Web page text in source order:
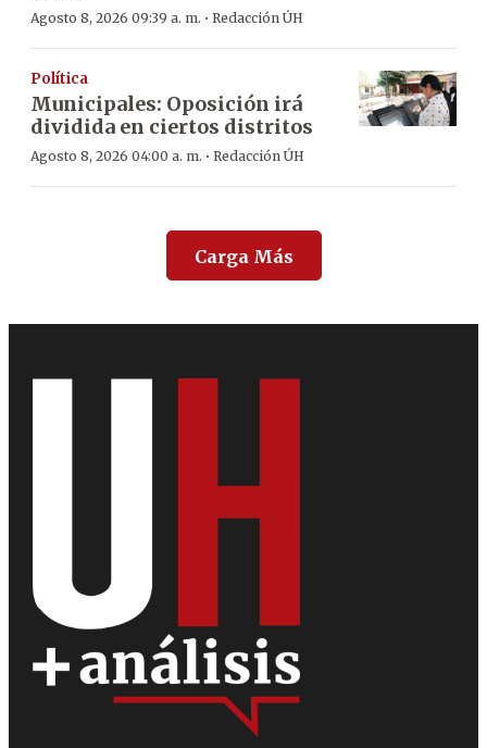
Agosto 8, 2026 09:39 a. m. · Redacción ÚH
Política
Municipales: Oposición irá
dividida en ciertos distritos
Agosto 8, 2026 04:00 a. m. · Redacción ÚH
Carga Más